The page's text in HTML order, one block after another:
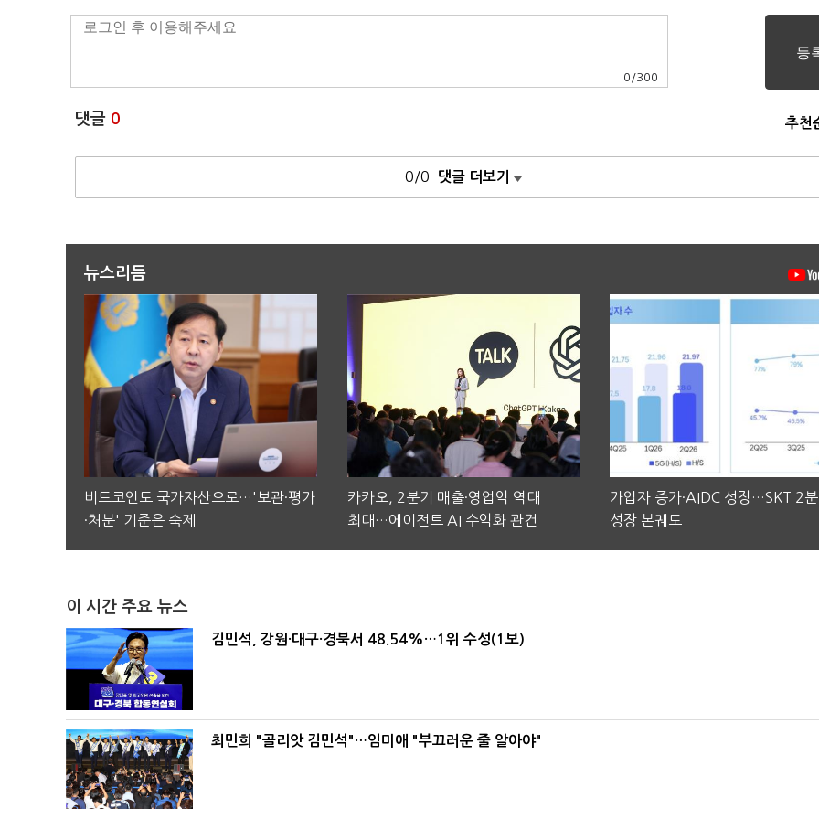
0 /300
댓글 0 추천
0/0 댓글 더보기
뉴스리듬
비트코인도 국가자산으로…'보관·평가
·처분' 기준은 숙제
카카오, 2분기 매출·영업익 역대
최대…에이전트 AI 수익화 관건
가입자 증가·AIDC 성장…SKT 2
성장 본궤도
이 시간 주요 뉴스
김민석, 강원·대구·경북서 48.54%…1위 수성(1보)
최민희 "골리앗 김민석"…임미애 "부끄러운 줄 알아야"